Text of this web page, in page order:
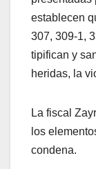
establecen
307, 309-1,
tipifican y
heridas, la
La fiscal
los
condena.